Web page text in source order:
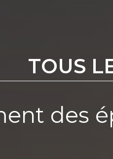
TOUS
des